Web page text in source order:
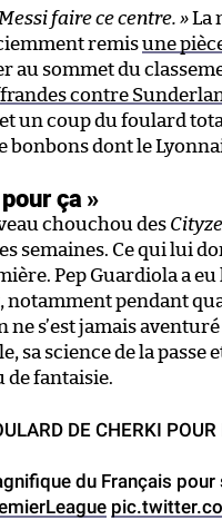
faire ce centre. »La
remisune
au sommet du
contre
un coup du foulard
bonbons dont le
ça »
chouchou des
semaines. Ce qui lui
Pep Guardiola a
pendant
ne s’est jamais
sa science de la
de fantaisie.
DE CHERKI
du Français